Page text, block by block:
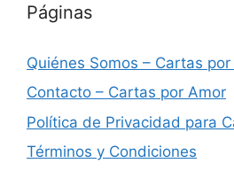
Páginas
Quiénes Somos – Cartas
Contacto – Cartas por Amor
Política de Privacidad para
Términos y Condiciones